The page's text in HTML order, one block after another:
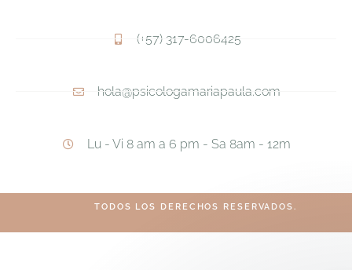
(+57) 317-6006425
hola@psicologamariapaula.com
Lu - Vi 8 am a 6 pm - Sa 8am - 12m
TODOS LOS DERECHOS RESERVADOS.